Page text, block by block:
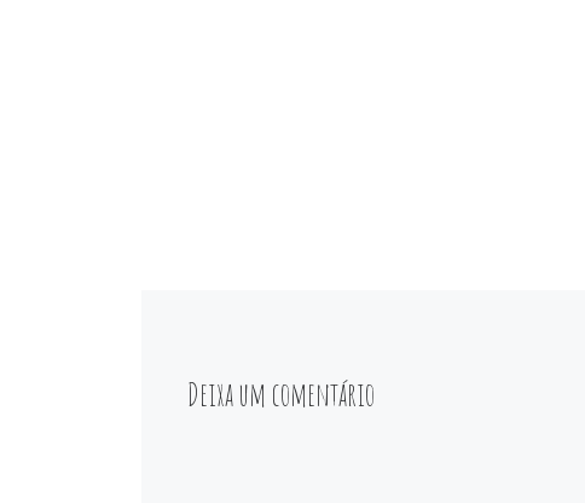
Deixa um comentário